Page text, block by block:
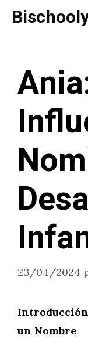
Saltar
23/04/2024
un Nombre